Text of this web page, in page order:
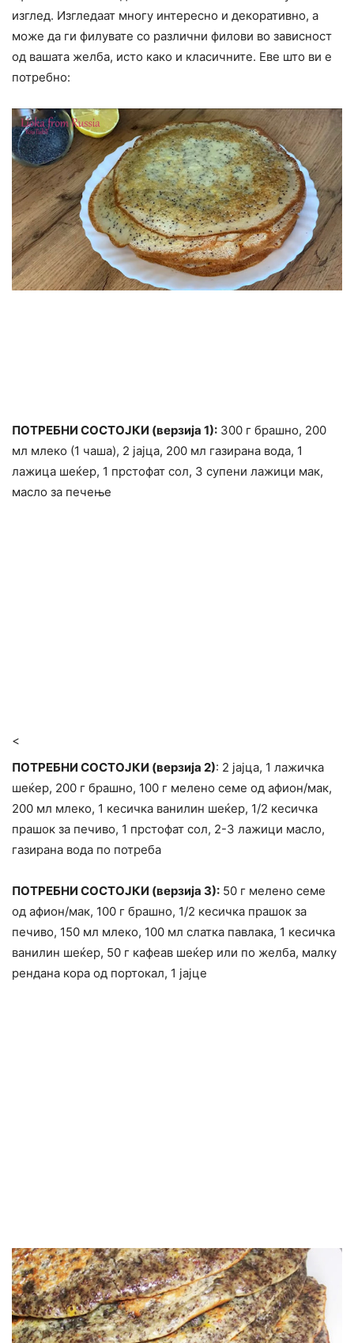
изглед. Изгледаат многу интересно и декоративно, а
може да ги филувате со различни филови во зависност
од вашата желба, исто како и класичните. Еве што ви е
потребно:
ПОТРЕБНИ СОСТОЈКИ (верзија 1): 300 г брашно, 200
мл млеко (1 чаша), 2 јајца, 200 мл газирана вода, 1
лажица шеќер, 1 прстофат сол, 3 супени лажици мак,
масло за печење
<
ПОТРЕБНИ СОСТОЈКИ (верзија 2): 2 јајца, 1 лажичка
шеќер, 200 г брашно, 100 г мелено семе од афион/мак,
200 мл млеко, 1 кесичка ванилин шеќер, 1/2 кесичка
прашок за печиво, 1 прстофат сол, 2-3 лажици масло,
газирана вода по потреба
ПОТРЕБНИ СОСТОЈКИ (верзија 3): 50 г мелено семе
од афион/мак, 100 г брашно, 1/2 кесичка прашок за
печиво, 150 мл млеко, 100 мл слатка павлака, 1 кесичка
ванилин шеќер, 50 г кафеав шеќер или по желба, малку
рендана кора од портокал, 1 јајце